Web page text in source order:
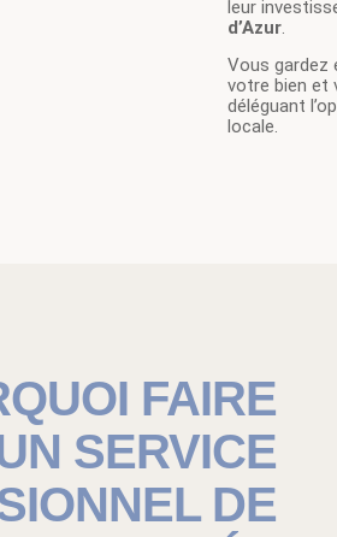
leur
d’Azur.
Vous gardez
votre bien et
déléguant
locale.
FAIRE
SERVICE
DE